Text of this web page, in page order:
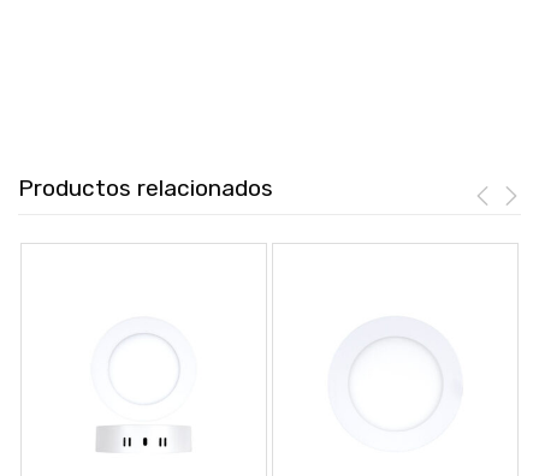
Productos relacionados